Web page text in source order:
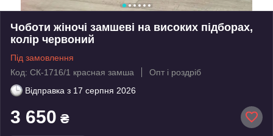
Чоботи жіночі замшеві на високих підборах,
колір червоний
Під замовлення
Код: СК-1716/1 красная замша
Опт і роздріб
Відправка з 17 серпня 2026
3 650 ₴